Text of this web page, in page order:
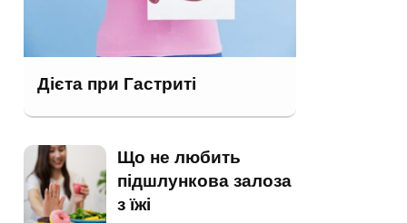
Дієта при Гастриті
Що не любить
підшлункова залоза
з їжі